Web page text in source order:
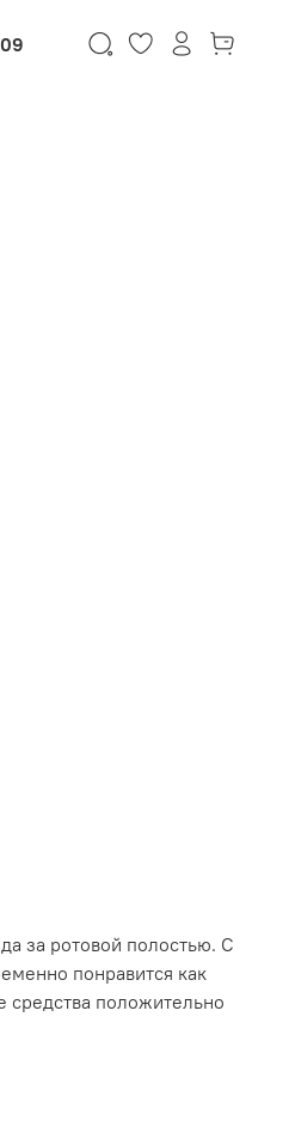
за ротовой полостью. С
понравится как
средства положительно